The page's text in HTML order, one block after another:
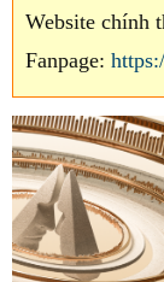
Website chính
Fanpage: